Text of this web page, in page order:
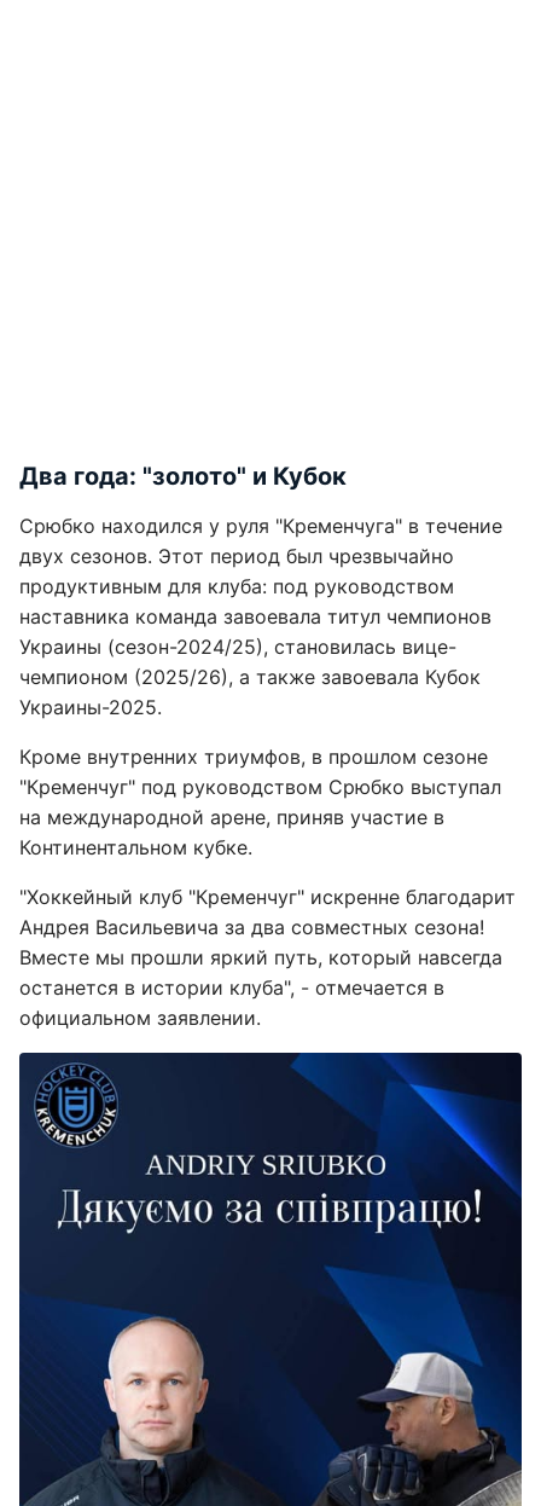
Два года: "золото" и Кубок
Срюбко находился у руля "Кременчуга" в течение
двух сезонов. Этот период был чрезвычайно
продуктивным для клуба: под руководством
наставника команда завоевала титул чемпионов
Украины (сезон-2024/25), становилась вице-
чемпионом (2025/26), а также завоевала Кубок
Украины-2025.
Кроме внутренних триумфов, в прошлом сезоне
"Кременчуг" под руководством Срюбко выступал
на международной арене, приняв участие в
Континентальном кубке.
"Хоккейный клуб "Кременчуг" искренне благодарит
Андрея Васильевича за два совместных сезона!
Вместе мы прошли яркий путь, который навсегда
останется в истории клуба", - отмечается в
официальном заявлении.